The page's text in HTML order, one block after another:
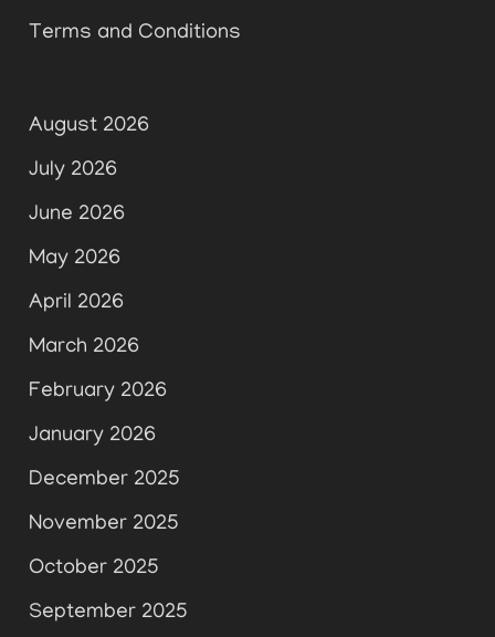
Terms and Conditions
August 2026
July 2026
June 2026
May 2026
April 2026
March 2026
February 2026
January 2026
December 2025
November 2025
October 2025
September 2025